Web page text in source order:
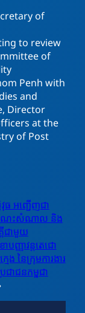
of
to review
of
Penh with
and
Director
at the
of Post
ធ អញ្ជើញជា
េះសំណាល និង
ជាមួយ
ញ្ញាវន្តតេជោ
ង នៃក្រុមការងារ
ាជនកម្ពុជា